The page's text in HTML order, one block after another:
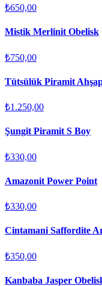
₺650,00
Mistik Merlinit Obelisk
₺750,00
Tütsülük Piramit
₺1.250,00
Şungit Piramit S Boy
₺330,00
Amazonit Power Point
₺330,00
Cintamani Saffordite
₺350,00
Kanbaba Jasper